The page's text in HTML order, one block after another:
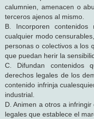
calumnien, amenacen o
terceros ajenos al mismo.
B. Incorporen contenidos
cualquier modo
personas o colectivos a los
que puedan herir la
C. Difundan contenidos
derechos legales de los
contenido infrinja
industrial.
D. Animen a otros a
legales que establece el